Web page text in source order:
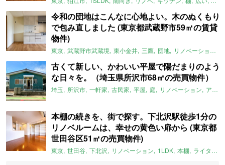
令和の団地はこんなに心地よい。木のぬくもり
で包み直しました (東京都武蔵野市59㎡の賃貸
物件)
東京 武蔵野市武蔵境 東小金井 三鷹 団地 リノベーション
古くて新しい、かわいい平屋で陽だまりのよう
な日々を。（埼玉県所沢市68㎡の売買物件）
埼玉 所沢市 一軒家 古民家 平屋 庭 リノベーション アメリカンハウス
本棚の続きを、街で探す。下北沢駅徒歩1分の
リノベルームは、幸せの黄色い扉から (東京都
世田谷区51㎡の売買物件)
東京 世田谷 下北沢 リノベーション 1LDK 本棚 ライター：ほしりょうこ